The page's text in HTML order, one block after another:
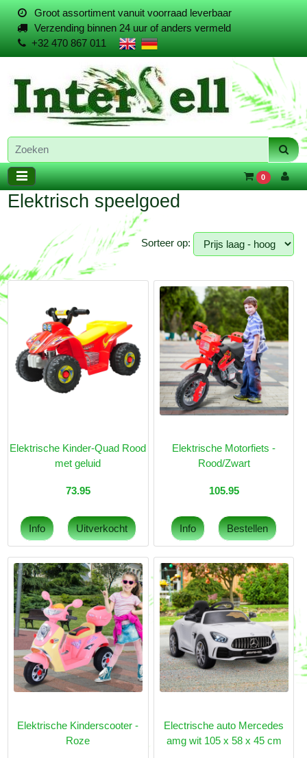
Groot assortiment vanuit voorraad leverbaar
Verzending binnen 24 uur of anders vermeld
+32 470 867 011
0
Elektrisch speelgoed
Sorteer op:
Elektrische Kinder-Quad Rood
met geluid
73.95
Elektrische Motorfiets -
Rood/Zwart
105.95
Elektrische Kinderscooter -
Roze
Electrische auto Mercedes
amg wit 105 x 58 x 45 cm